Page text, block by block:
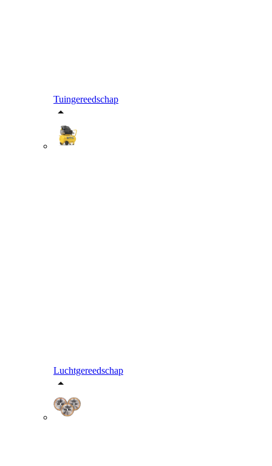
Tuingereedschap
Luchtgereedschap